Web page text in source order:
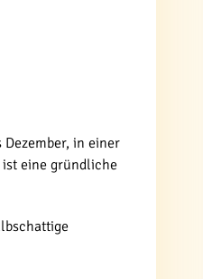
in einer
ist eine gründliche